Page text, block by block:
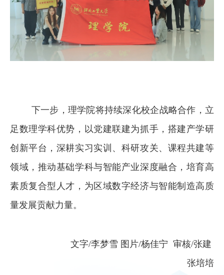
下一步，理学院将持续深化校企战略合作，立
足数理学科优势，以党建联建为抓手，搭建产学研
创新平台，深耕实习实训、科研攻关、课程共建等
领域，推动基础学科与智能产业深度融合，培育高
素质复合型人才，为区域数字经济与智能制造高质
量发展贡献力量。
文字/李梦雪 图片/杨佳宁 审核/张建
张培培